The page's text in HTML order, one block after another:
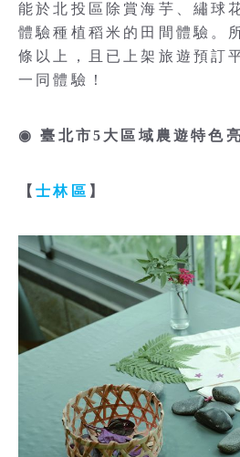
能於北投區除賞海芋、繡球
體驗種植稻米的田間體驗。
條以上，且已上架旅遊預訂
一同體驗！
◉ 臺北市5大區域農遊特色
【士林區 】